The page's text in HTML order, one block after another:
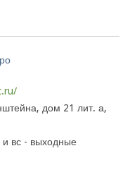
дом 21 лит. а,
вс - выходные